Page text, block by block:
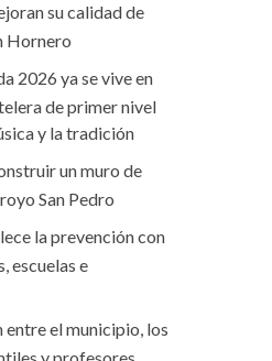
su calidad de
Hornero
2026 ya se vive en
de primer nivel
y la tradición
un muro de
San Pedro
la prevención con
escuelas e
entre el municipio, los